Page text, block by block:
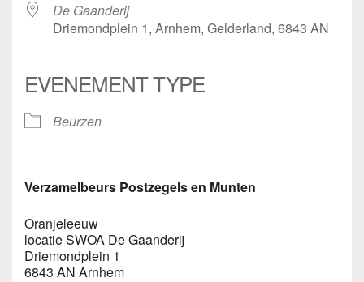
De Gaanderij
Driemondplein 1, Arnhem, Gelderland, 6843 AN
EVENEMENT TYPE
Beurzen
Verzamelbeurs Postzegels en Munten
Oranjeleeuw
locatie SWOA De Gaanderij
Driemondplein 1
6843 AN Arnhem